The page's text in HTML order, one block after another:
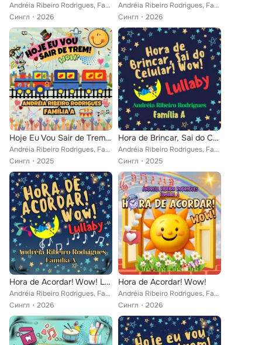
Andréia Ribeiro Rodrigues, Família A
Сингл
2026
Andréia Ribeiro Rodrigues, Família A
Сингл
2026
Hoje Eu Vou Sair de Trem! Wow!
Andréia Ribeiro Rodrigues, Família A
Сингл
2025
Hora de Brincar, Sai do Celular! Wow! Lullaby
Andréia Ribeiro Rodrigues, Família A
Сингл
2025
Hora de Acordar! Wow! Lullaby
Andréia Ribeiro Rodrigues, Família A
Сингл
2026
Hora de Acordar! Wow!
Andréia Ribeiro Rodrigues, Família A
Сингл
2026